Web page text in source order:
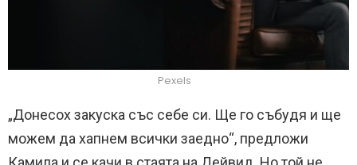
Pexels
„Донесох закуска със себе си. Ще го събудя и ще
можем да хапнем всички заедно“, предложи